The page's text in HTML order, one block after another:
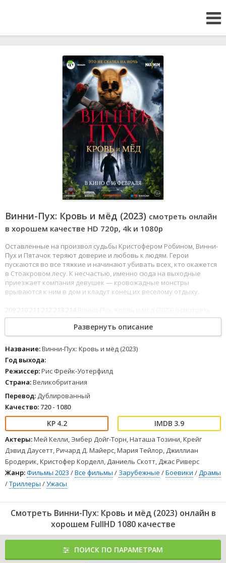
Винни-Пух: Кровь и мёд (2023) смотреть онлайн
в хорошем качестве HD 720p, 4k и 1080p
Оставленные на произвол судьбы Кристофером Робином, Винни-
Пух и Пятачок теряют доверие и любовь к людям. Герои
пускаются во все тяжкие и начинают убивать всех, кто окажется
в Стоакровом лесу. К несчастью, именно сюда на выходные
приезжает компания девушек — кровожадные монстры
врываются к ним в дом и кладут конец их веселому отдыху.
209 210 211 212 213 214
онлайн в хорошем HD720 и 1080p качестве можно в интернете,
современные технологии позволяют наслаждаться кино
премьерами полностью с отличным звуком.
Развернуть описание
Название:Винни-Пух: Кровь и мёд (2023)
Год выхода:
Режиссер:Рис Фрейк-Уотерфилд
Страна:Великобритания
Перевод: Дублированный
Качество: 720 - 1080
4.2 3.9
Актеры:Мей Келли, Эмбер Дойг-Торн, Наташа Тозини, Крейг
Дэвид Даусетт, Ричард Д. Майерс, Мария Тейлор, Джиллиан
Бродерик, Кристофер Корделл, Даниель Скотт, Джас Риверс
Жанр:Фильмы 2023 /Все фильмы / Зарубежные /Боевики /Драмы
/Триллеры /Ужасы
Смотреть Винни-Пух: Кровь и мёд (2023) онлайн в
хорошем FullHD 1080 качестве
ПОИСК ПО ПАРАМЕТРАМ